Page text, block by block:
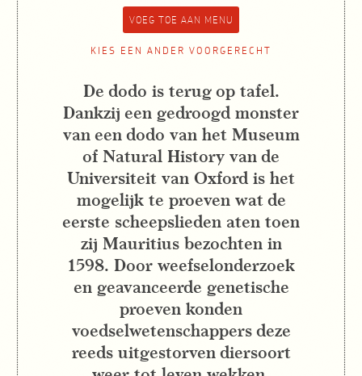
KIES EEN ANDER VOORGERECHT
De dodo is terug op tafel.
Dankzij een gedroogd monster
van een dodo van het Museum
of Natural History van de
Universiteit van Oxford is het
mogelijk te proeven wat de
eerste scheepslieden aten toen
zij Mauritius bezochten in
1598. Door weefselonderzoek
en geavanceerde genetische
proeven konden
voedselwetenschappers deze
reeds uitgestorven diersoort